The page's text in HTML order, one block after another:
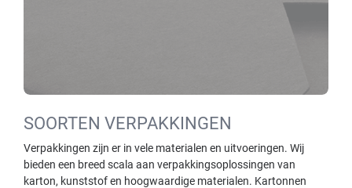
SOORTEN VERPAKKINGEN
Verpakkingen zijn er in vele materialen en uitvoeringen. Wij
bieden een breed scala aan verpakkingsoplossingen van
karton, kunststof en hoogwaardige materialen. Kartonnen